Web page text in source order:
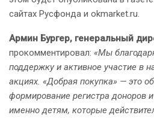
сайтах Русфонда и okmarket.ru.
Армин Бургер, генеральный
прокомментировал: «Мы
поддержку и активное участие в
акциях. «Добрая покупка» — это
формирование регистра доноров
именно детям, которые